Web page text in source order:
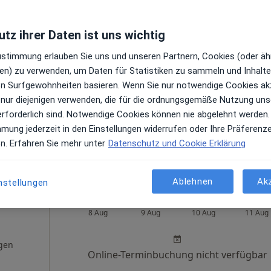
Maps
8 Aug
Morgen
9 Aug 10 Aug 11 Aug
Online-Terminbuchung nicht verfügbar
Telefonnummer anzeigen
8 Aug 9 Aug 10 Aug 11 Aug
Online-Terminbuchung nicht verfügbar
ihrer Daten ist uns wichtig
erlauben Sie uns und unseren Partnern, Cookies (oder
zu verwenden, um Daten für Statistiken zu sammeln und
Surfgewohnheiten basieren. Wenn Sie nur notwendige Cookies
diejenigen verwenden, die für die ordnungsgemäße Nutzung
sind. Notwendige Cookies können nie abgelehnt
jederzeit in den Einstellungen widerrufen oder Ihre
Erfahren Sie mehr unter Datenschutz und Cookie Erklärung
Ablehnen